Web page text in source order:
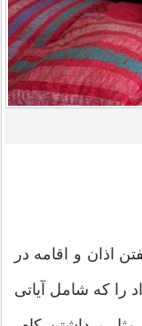
اذان و اقامه در
را که شامل آیاتی